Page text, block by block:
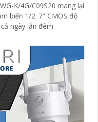
K/4G/C09S20 mang lại
biến 1/2. 7" CMOS độ
ngày lẫn đêm